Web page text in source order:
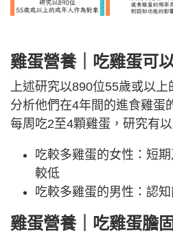
雞蛋營養｜吃雞蛋可
上述研究以890位55歲或以
分析他們在4年間的進食雞蛋
每周吃2至4顆雞蛋，研究有以
吃較多雞蛋的女性：短
較低
吃較多雞蛋的男性：認
雞蛋營養｜吃雞蛋膽